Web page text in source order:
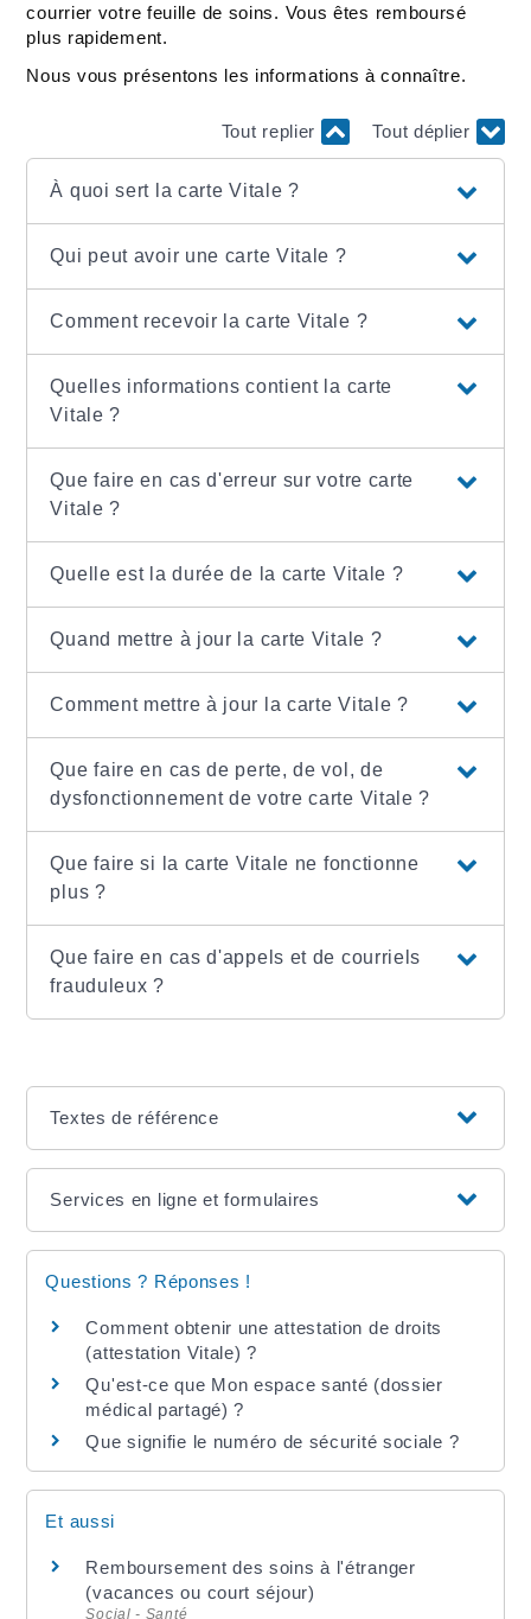
courrier votre feuille de soins. Vous êtes remboursé
plus rapidement.
Nous vous présentons les informations à connaître.
Tout replier Tout déplier
À quoi sert la carte Vitale ?
Qui peut avoir une carte Vitale ?
Comment recevoir la carte Vitale ?
Quelles informations contient la carte
Vitale ?
Que faire en cas d'erreur sur votre carte
Vitale ?
Quelle est la durée de la carte Vitale ?
Quand mettre à jour la carte Vitale ?
Comment mettre à jour la carte Vitale ?
Que faire en cas de perte, de vol, de
dysfonctionnement de votre carte Vitale ?
Que faire si la carte Vitale ne fonctionne
plus ?
Que faire en cas d'appels et de courriels
frauduleux ?
Textes de référence
Services en ligne et formulaires
Questions ? Réponses !
Comment obtenir une attestation de droits
(attestation Vitale) ?
Qu'est-ce que Mon espace santé (dossier
médical partagé) ?
Que signifie le numéro de sécurité sociale ?
Et aussi
Remboursement des soins à l'étranger
(vacances ou court séjour)
Social - Santé